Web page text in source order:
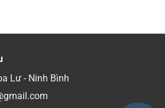
Lư - Ninh Bình